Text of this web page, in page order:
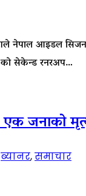
नेपाल आइडल
को सेकेन्ड रनरअप…
एक जनाको
ब्यानर,समाचार